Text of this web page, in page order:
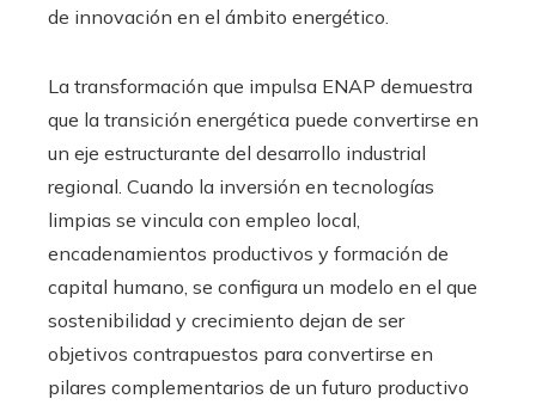
de innovación en el ámbito energético.
La transformación que impulsa ENAP demuestra
que la transición energética puede convertirse en
un eje estructurante del desarrollo industrial
regional. Cuando la inversión en tecnologías
limpias se vincula con empleo local,
encadenamientos productivos y formación de
capital humano, se configura un modelo en el que
sostenibilidad y crecimiento dejan de ser
objetivos contrapuestos para convertirse en
pilares complementarios de un futuro productivo